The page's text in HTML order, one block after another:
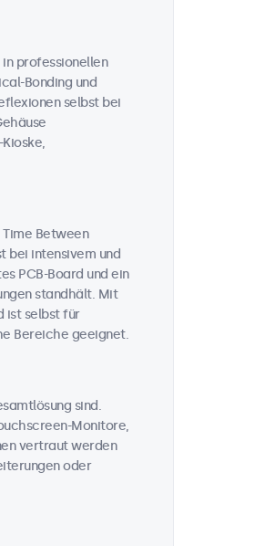
professionellen
Bonding und
selbst bei
Between
bei intensivem und
PCB-Board und ein
standhält. Mit
ist selbst für
Bereiche geeignet.
sind.
Monitore,
vertraut werden
oder